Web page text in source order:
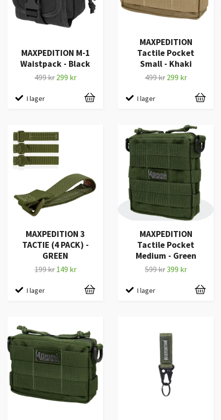
MAXPEDITION M-1
Waistpack - Black
499 kr 299 kr
I lager
MAXPEDITION
Tactile Pocket
Small - Khaki
499 kr 299 kr
I lager
MAXPEDITION 3
TACTIE (4 PACK) -
GREEN
199 kr 149 kr
I lager
MAXPEDITION
Tactile Pocket
Medium - Green
599 kr399 kr
I lager